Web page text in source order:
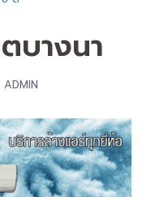
บางนา
ADMIN